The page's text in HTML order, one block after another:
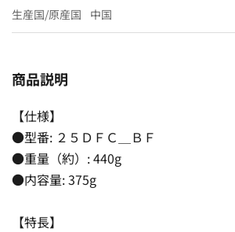
生産国/原産国 中国
商品説明
【仕様】
●型番: ２５ＤＦＣ＿ＢＦ
●重量（約）: 440g
●内容量: 375g
【特長】